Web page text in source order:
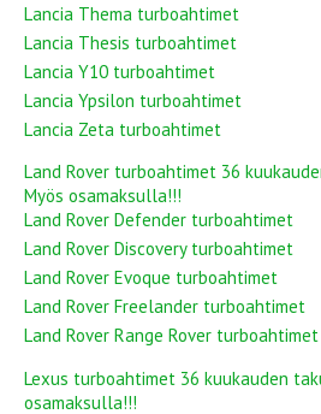
Lancia Thema turboahtimet
Lancia Thesis turboahtimet
Lancia Y10 turboahtimet
Lancia Ypsilon turboahtimet
Lancia Zeta turboahtimet
Land Rover turboahtimet 36
Myös osamaksulla!!!
Land Rover Defender turboahtimet
Land Rover Discovery turboahtimet
Land Rover Evoque turboahtimet
Land Rover Freelander turboahtimet
Land Rover Range Rover turboahtimet
Lexus turboahtimet 36 kuukauden
osamaksulla!!!